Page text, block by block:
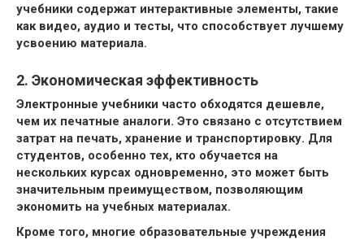
учебники содержат интерактивные элементы, такие
как видео, аудио и тесты, что способствует лучшему
усвоению материала.
2. Экономическая эффективность
Электронные учебники часто обходятся дешевле,
чем их печатные аналоги. Это связано с отсутствием
затрат на печать, хранение и транспортировку. Для
студентов, особенно тех, кто обучается на
нескольких курсах одновременно, это может быть
значительным преимуществом, позволяющим
экономить на учебных материалах.
Кроме того, многие образовательные учреждения